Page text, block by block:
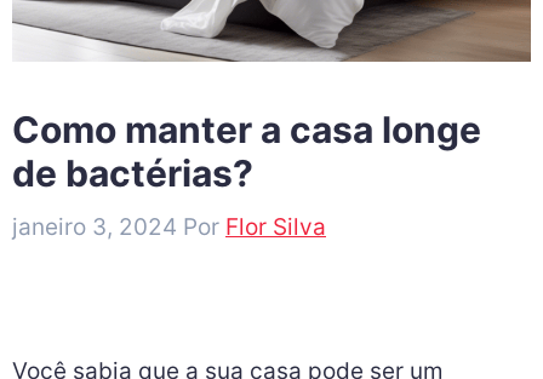
Como manter a casa longe
de bactérias?
janeiro 3, 2024 Por Flor Silva
Você sabia que a sua casa pode ser um